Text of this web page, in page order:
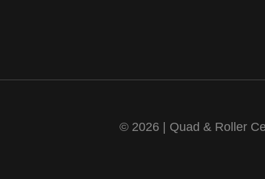
© 2026 | Quad & Roller